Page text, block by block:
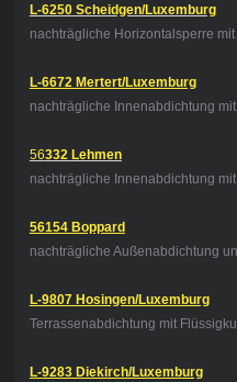
L-6250 Scheidgen/Luxemburg
nachträgliche Horizontalsperre
L-6672 Mertert/Luxemburg
nachträgliche Innenabdichtung
56332 Lehmen
nachträgliche Innenabdichtung
56154 Boppard
nachträgliche Außenabdichtung
L-9807 Hosingen/Luxemburg
Terrassenabdichtung mit
L-9283 Diekirch/Luxemburg